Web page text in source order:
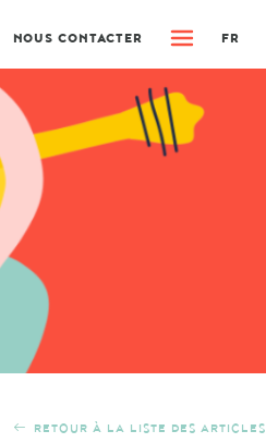
NOUS CONTACTER FR
RETOUR À LA LISTE DES ARTICLES